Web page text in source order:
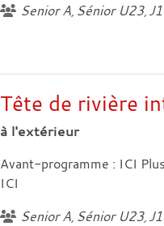
Senior A Sénior U23
Tête de rivière
à l'extérieur
Avant-programme : ICI
ICI
Senior A Sénior U23